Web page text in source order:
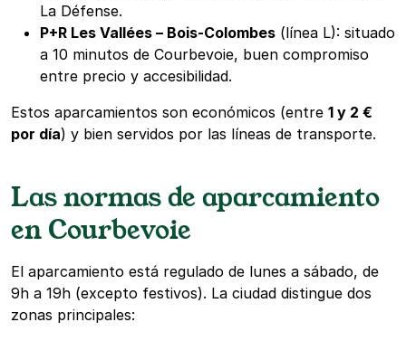
La Défense.
P+R Les Vallées – Bois-Colombes (línea L): situado
a 10 minutos de Courbevoie, buen compromiso
entre precio y accesibilidad.
Estos aparcamientos son económicos (entre 1 y 2 €
por día) y bien servidos por las líneas de transporte.
Las normas de aparcamiento
en Courbevoie
El aparcamiento está regulado de lunes a sábado, de
9h a 19h (excepto festivos). La ciudad distingue dos
zonas principales: